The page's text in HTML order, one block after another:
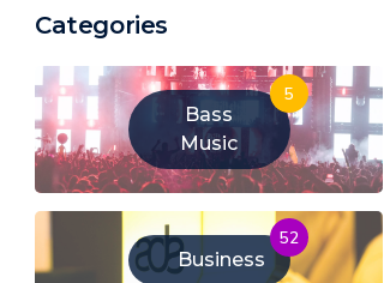
Categories
Bass
Music
5
Business
52